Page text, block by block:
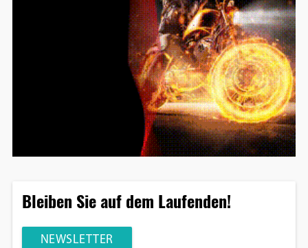
Bleiben Sie auf dem Laufenden!
NEWSLETTER